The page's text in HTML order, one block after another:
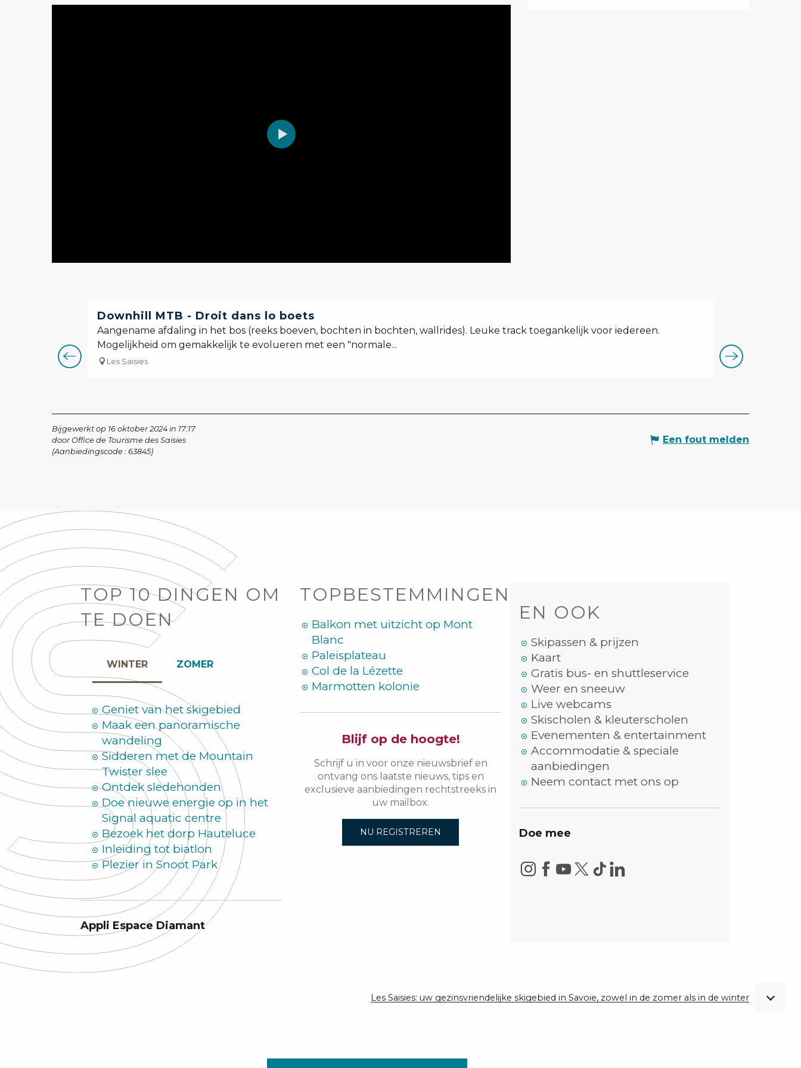
Downhill MTB - Droit dans lo boets
Aangename afdaling in het bos (reeks boeven, bochten in bochten, wallrides). Leuke track toegankelijk voor iedereen.
Mogelijkheid om gemakkelijk te evolueren met een "normale...
Les Saisies
gebied
Les Saisies
Bijgewerkt op 16 oktober 2024 in 17:17
door Office de Tourisme des Saisies
(Aanbiedingscode : 63845)
Een fout melden
TOP 10 DINGEN OM
TE DOEN
WINTER ZOMER
Geniet van het skigebied
Maak een panoramische
wandeling
Sidderen met de Mountain
Twister slee
Ontdek sledehonden
Doe nieuwe energie op in het
Signal aquatic centre
Bezoek het dorp Hauteluce
Inleiding tot biatlon
Plezier in Snoot Park
Appli Espace Diamant
TOPBESTEMMINGEN
Balkon met uitzicht op Mont
Blanc
Paleisplateau
Col de la Lézette
Marmotten kolonie
Blijf op de hoogte!
Schrijf u in voor onze nieuwsbrief en
ontvang ons laatste nieuws, tips en
exclusieve aanbiedingen rechtstreeks in
uw mailbox.
NU REGISTREREN
EN OOK
Skipassen & prijzen
Kaart
Gratis bus- en shuttleservice
Weer en sneeuw
Live webcams
Skischolen & kleuterscholen
Evenementen & entertainment
Accommodatie & speciale
aanbiedingen
Neem contact met ons op
Doe mee
Les Saisies: uw gezinsvriendelijke skigebied in Savoie, zowel in de zomer als in de winter